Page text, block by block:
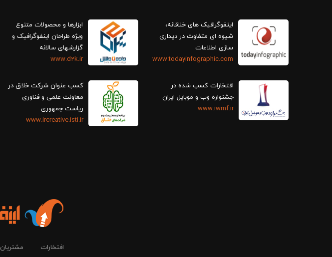
اینفوگرافیک های خلاقانه،
سازی اطلاعات
www.todayinfographic.com
افتخارات کسب شده در
جشنواره وب و موبایل ایران
www.iwmf.ir
ابزارها و محصولات متنوع
ویژه طراحان اینفوگرافیک و
گزارش‎های سالانه
www.d2k.ir
کسب عنوان شرکت خلاق در
معاونت علمی و فناوری
ریاست جمهوری
www.ircreative.isti.ir
افتخارات مشتریان